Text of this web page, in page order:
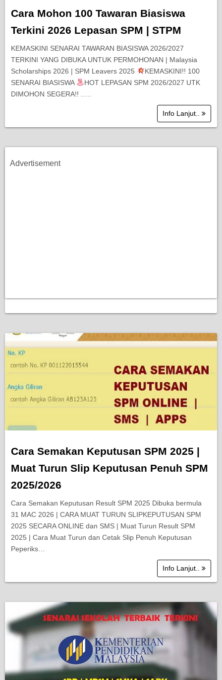
Cara Mohon 100 Tawaran Biasiswa
Terkini 2026 Lepasan SPM | STPM
KEMASKINI SENARAI TAWARAN BIASISWA 2026/2027
TERKINI YANG DIBUKA UNTUK PERMOHONAN | Malaysia
Scholarships 2026 | SPM Leavers 2025
KEMASKINI!! 100
SENARAI BIASISWA
HOT LEPASAN SPM 2026/2027 UTK
DIMOHON SEGERA!! ..…
Info Lanjut..
Advertisement
Cara Semakan Keputusan SPM 2025 |
Muat Turun Slip Keputusan Penuh SPM
2025/2026
Cara Semakan Keputusan Result SPM 2025 Dibuka bermula
31 MAC 2026 | CARA MUAT TURUN SLIPKEPUTUSAN SPM
2025 SECARA ONLINE dan SMS | Muat Turun Result SPM
2025 | Cara Muat Turun dan Cetak Slip Penuh Keputusan
Peperiks…
Info Lanjut..